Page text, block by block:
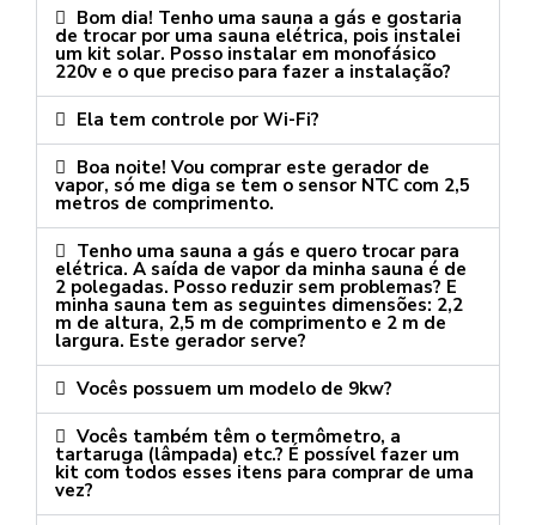
Bom dia! Tenho uma sauna a gás e gostaria
de trocar por uma sauna elétrica, pois instalei
um kit solar. Posso instalar em monofásico
220v e o que preciso para fazer a instalação?
Ela tem controle por Wi-Fi?
Boa noite! Vou comprar este gerador de
vapor, só me diga se tem o sensor NTC com 2,5
metros de comprimento.
Tenho uma sauna a gás e quero trocar para
elétrica. A saída de vapor da minha sauna é de
2 polegadas. Posso reduzir sem problemas? E
minha sauna tem as seguintes dimensões: 2,2
m de altura, 2,5 m de comprimento e 2 m de
largura. Este gerador serve?
Vocês possuem um modelo de 9kw?
Vocês também têm o termômetro, a
tartaruga (lâmpada) etc.? É possível fazer um
kit com todos esses itens para comprar de uma
vez?